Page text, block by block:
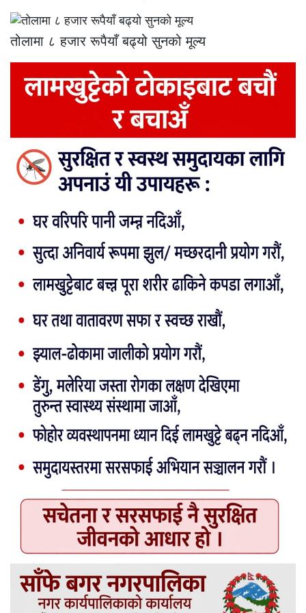
तोलामा ८ हजार रूपैयाँ बढ्यो सुनको मूल्य